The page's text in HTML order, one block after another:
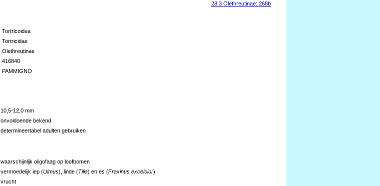
Tortricoidea
Tortricidae
Olethreutinae
416840
PAMMIGNO
28.3 Olethreutinae: 268b
10,5-12,0 mm
onvoldoende bekend
determineertabel adulten gebruiken
waarschijnlijk oligofaag op loofbomen
vermoedelijk iep (Ulmus), linde (Tilia) en es (Fraxinus excelsior)
vrucht